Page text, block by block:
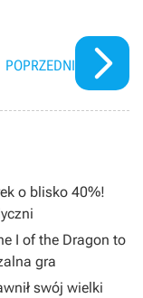
POPRZEDNI
o blisko 40%!
I of the Dragon to
gra
swój wielki